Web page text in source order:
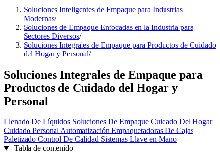
Soluciones Inteligentes de Empaque para Industrias
Modernas/
Soluciones de Empaque Enfocadas en la Industria para
Sectores Diversos/
Soluciones Integrales de Empaque para Productos de Cuidado
del Hogar y Personal/
Soluciones Integrales de Empaque para
Productos de Cuidado del Hogar y
Personal
Llenado De Líquidos Soluciones De Empaque Cuidado Del Hogar
Cuidado PersonalAutomatización Empaquetadoras De Cajas
Paletizado Control De Calidad Sistemas Llave en Mano
Tabla de contenido